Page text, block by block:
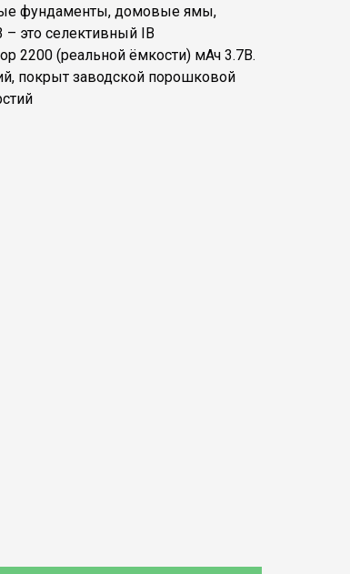
фундаменты, домовые ямы,
– это селективный IB
2200 (реальной ёмкости) мАч 3.7В.
покрыт заводской порошковой